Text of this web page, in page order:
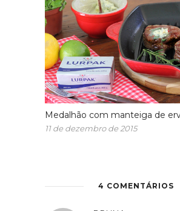
Medalhão com manteiga de
11 de dezembro de 2015
4 COMENTÁRIOS